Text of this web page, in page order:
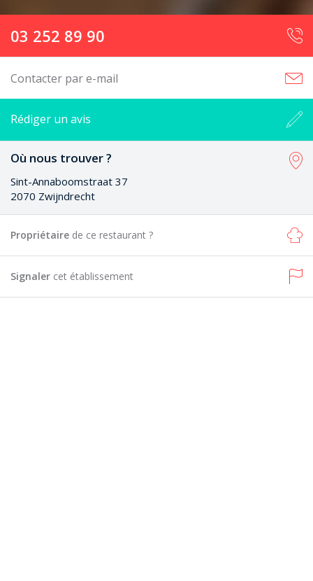
03 252 89 90
Contacter par e-mail
Rédiger un avis
Où nous trouver ?
Sint-Annaboomstraat 37
2070 Zwijndrecht
Propriétaire de ce restaurant ?
Signaler cet établissement